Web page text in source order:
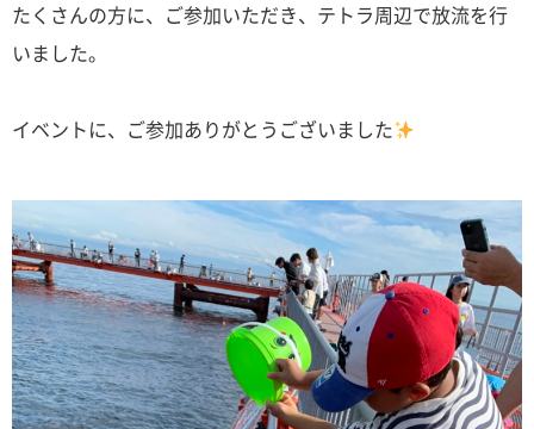
たくさんの方に、ご参加いただき、テトラ周辺で放流を行
いました。
イベントに、ご参加ありがとうございました